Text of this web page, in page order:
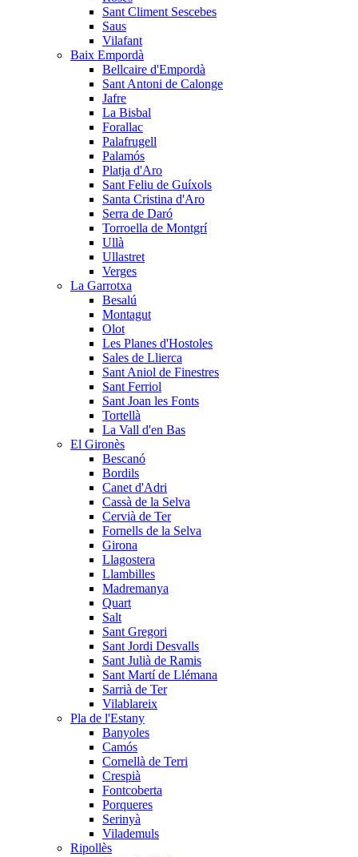
Sant Climent Sescebes
Saus
Vilafant
Baix Empordà
Bellcaire d'Empordà
Sant Antoni de Calonge
Jafre
La Bisbal
Forallac
Palafrugell
Palamós
Platja d'Aro
Sant Feliu de Guíxols
Santa Cristina d'Aro
Serra de Daró
Torroella de Montgrí
Ullà
Ullastret
Verges
La Garrotxa
Besalú
Montagut
Olot
Les Planes d'Hostoles
Sales de Llierca
Sant Aniol de Finestres
Sant Ferriol
Sant Joan les Fonts
Tortellà
La Vall d'en Bas
El Gironès
Bescanó
Bordils
Canet d'Adri
Cassà de la Selva
Cervià de Ter
Fornells de la Selva
Girona
Llagostera
Llambilles
Madremanya
Quart
Salt
Sant Gregori
Sant Jordi Desvalls
Sant Julià de Ramis
Sant Martí de Llémana
Sarrià de Ter
Vilablareix
Pla de l'Estany
Banyoles
Camós
Cornellà de Terri
Crespià
Fontcoberta
Porqueres
Serinyà
Vilademuls
Ripollès